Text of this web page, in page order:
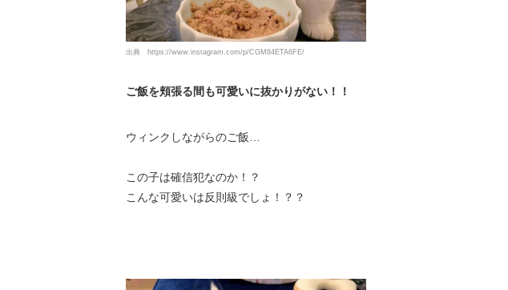
出典 https://www.instagram.com/p/CGM84ETA6FE/
ご飯を頬張る間も可愛いに抜かりがない！！
ウィンクしながらのご飯…
この子は確信犯なのか！？
こんな可愛いは反則級でしょ！？？